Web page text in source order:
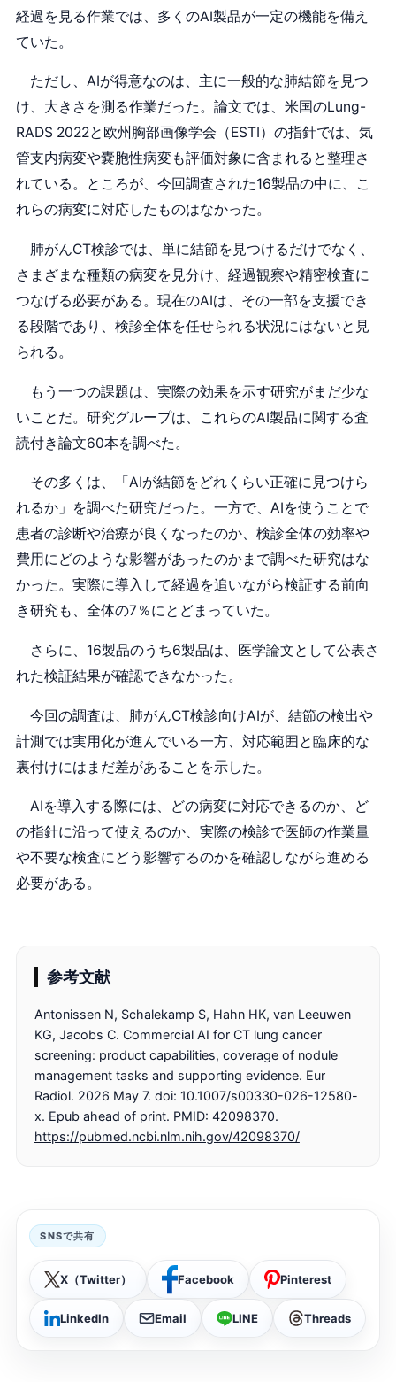
経過を見る作業では、多くのAI製品が一定の機能を備え
ていた。
ただし、AIが得意なのは、主に一般的な肺結節を見つ
け、大きさを測る作業だった。論文では、米国のLung-
RADS 2022と欧州胸部画像学会（ESTI）の指針では、気
管支内病変や嚢胞性病変も評価対象に含まれると整理さ
れている。ところが、今回調査された16製品の中に、こ
れらの病変に対応したものはなかった。
肺がんCT検診では、単に結節を見つけるだけでなく、
さまざまな種類の病変を見分け、経過観察や精密検査に
つなげる必要がある。現在のAIは、その一部を支援でき
る段階であり、検診全体を任せられる状況にはないと見
られる。
もう一つの課題は、実際の効果を示す研究がまだ少な
いことだ。研究グループは、これらのAI製品に関する査
読付き論文60本を調べた。
その多くは、「AIが結節をどれくらい正確に見つけら
れるか」を調べた研究だった。一方で、AIを使うことで
患者の診断や治療が良くなったのか、検診全体の効率や
費用にどのような影響があったのかまで調べた研究はな
かった。実際に導入して経過を追いながら検証する前向
き研究も、全体の7％にとどまっていた。
さらに、16製品のうち6製品は、医学論文として公表さ
れた検証結果が確認できなかった。
今回の調査は、肺がんCT検診向けAIが、結節の検出や
計測では実用化が進んでいる一方、対応範囲と臨床的な
裏付けにはまだ差があることを示した。
AIを導入する際には、どの病変に対応できるのか、ど
の指針に沿って使えるのか、実際の検診で医師の作業量
や不要な検査にどう影響するのかを確認しながら進める
必要がある。
参考文献
Antonissen N, Schalekamp S, Hahn HK, van Leeuwen
KG, Jacobs C. Commercial AI for CT lung cancer
screening: product capabilities, coverage of nodule
management tasks and supporting evidence. Eur
Radiol. 2026 May 7. doi: 10.1007/s00330-026-12580-
x. Epub ahead of print. PMID: 42098370.
https://pubmed.ncbi.nlm.nih.gov/42098370/
SNSで共有
X（Twitter） Facebook Pinterest
LinkedIn Email LINE Threads